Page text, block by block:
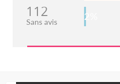
112
Sans avis 2%